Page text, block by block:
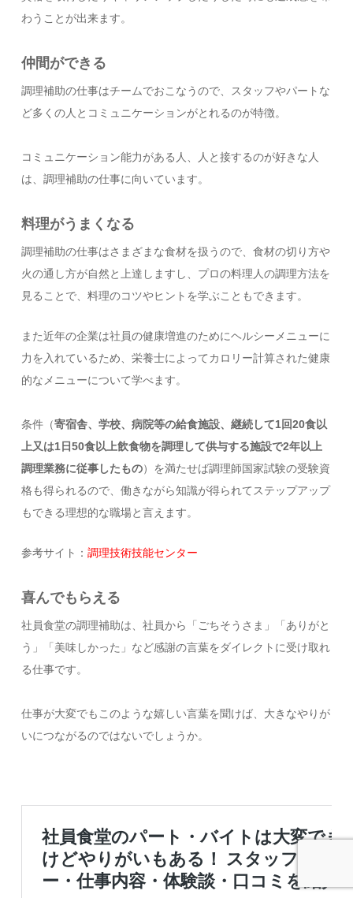
わうことが出来ます。
仲間ができる
調理補助の仕事はチームでおこなうので、スタッフやパートな
ど多くの人とコミュニケーションがとれるのが特徴。
コミュニケーション能力がある人、人と接するのが好きな人
は、調理補助の仕事に向いています。
料理がうまくなる
調理補助の仕事はさまざまな食材を扱うので、食材の切り方や
火の通し方が自然と上達しますし、プロの料理人の調理方法を
見ることで、料理のコツやヒントを学ぶこともできます。
また近年の企業は社員の健康増進のためにヘルシーメニューに
力を入れているため、栄養士によってカロリー計算された健康
的なメニューについて学べます。
条件（寄宿舎、学校、病院等の給食施設、継続して1回20食以
上又は1日50食以上飲食物を調理して供与する施設で2年以上
調理業務に従事したもの）を満たせば調理師国家試験の受験資
格も得られるので、働きながら知識が得られてステップアップ
もできる理想的な職場と言えます。
参考サイト：調理技術技能センター
喜んでもらえる
社員食堂の調理補助は、社員から「ごちそうさま」「ありがと
う」「美味しかった」など感謝の言葉をダイレクトに受け取れ
る仕事です。
仕事が大変でもこのような嬉しい言葉を聞けば、大きなやりが
いにつながるのではないでしょうか。